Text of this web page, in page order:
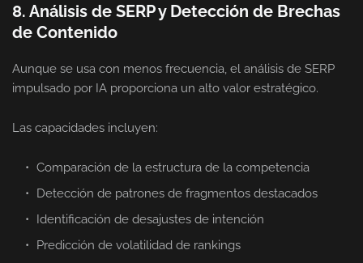
8. Análisis de SERP y Detección de Brechas
de Contenido
Aunque se usa con menos frecuencia, el análisis de SERP
impulsado por IA proporciona un alto valor estratégico.
Las capacidades incluyen:
Comparación de la estructura de la competencia
Detección de patrones de fragmentos destacados
Identificación de desajustes de intención
Predicción de volatilidad de rankings